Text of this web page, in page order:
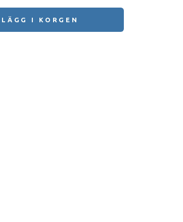
LÄGG I KORGEN